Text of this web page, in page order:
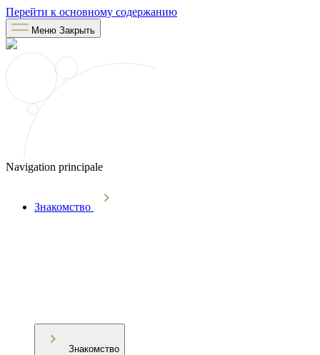
Перейти к основному содержанию
Меню Закрыть
Navigation principale
Знакомство
Знакомство